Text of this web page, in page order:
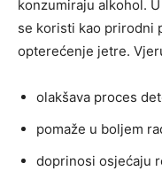
konzumiraju alkohol.
se koristi kao prirodni
opterećenje jetre.
olakšava proces
pomaže u boljem
doprinosi osjećaju